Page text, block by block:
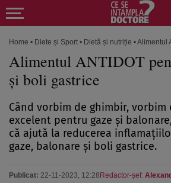
Home • Diete și Sport • Dietă și nutriție •Alimentul
Alimentul ANTIDOT
și boli gastrice
Când vorbim de ghimbir,
excelent pentru gaze și
că ajută la reducerea
gaze, balonare și boli gastrice.
Publicat: 22-11-2023, 12:28 Redactor-șef: